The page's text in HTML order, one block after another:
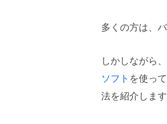
多くの方は、
しかしながら
ソフト を使っ
法を紹介します